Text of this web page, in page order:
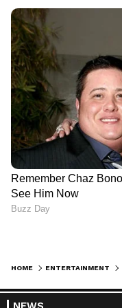
HOME ENTERTAINMENT